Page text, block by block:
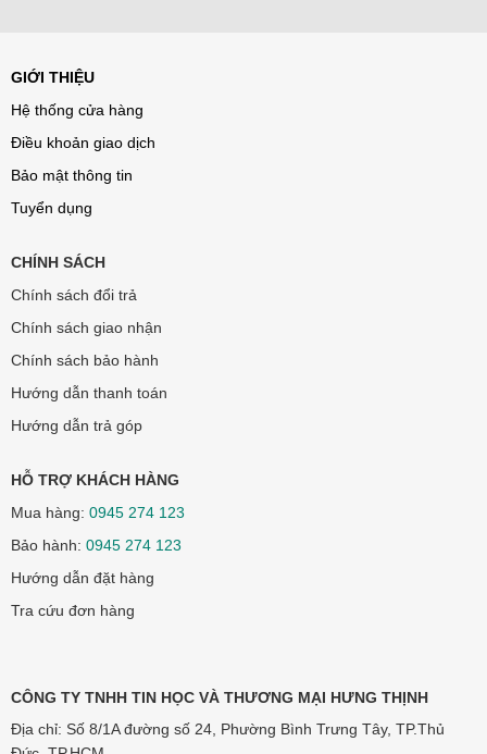
GIỚI THIỆU
Hệ thống cửa hàng
Điều khoản giao dịch
Bảo mật thông tin
Tuyển dụng
CHÍNH SÁCH
Chính sách đổi trả
Chính sách giao nhận
Chính sách bảo hành
Hướng dẫn thanh toán
Hướng dẫn trả góp
HỖ TRỢ KHÁCH HÀNG
Mua hàng: 0945 274 123
Bảo hành: 0945 274 123
Hướng dẫn đặt hàng
Tra cứu đơn hàng
CÔNG TY TNHH TIN HỌC VÀ THƯƠNG MẠI HƯNG THỊNH
Địa chỉ: Số 8/1A đường số 24, Phường Bình Trưng Tây, TP.Thủ